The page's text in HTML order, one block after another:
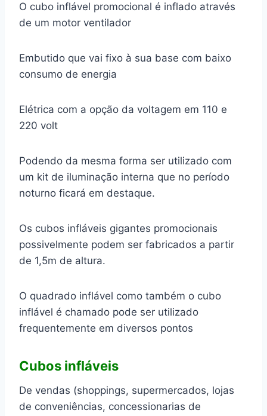
O cubo inflável promocional é inflado através
de um motor ventilador
Embutido que vai fixo à sua base com baixo
consumo de energia
Elétrica com a opção da voltagem em 110 e
220 volt
Podendo da mesma forma ser utilizado com
um kit de iluminação interna que no período
noturno ficará em destaque.
Os cubos infláveis gigantes promocionais
possivelmente podem ser fabricados a partir
de 1,5m de altura.
O quadrado inflável como também o cubo
inflável é chamado pode ser utilizado
frequentemente em diversos pontos
Cubos infláveis
De vendas (shoppings, supermercados, lojas
de conveniências, concessionarias de